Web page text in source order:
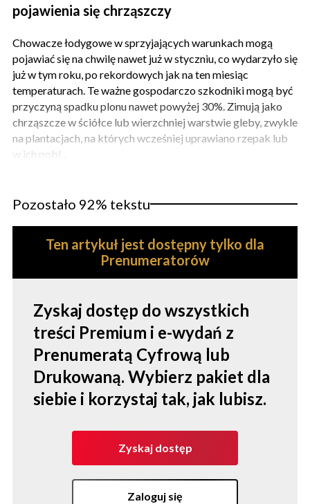
pojawienia się chrząszczy
Chowacze łodygowe w sprzyjających warunkach mogą
pojawiać się na chwilę nawet już w styczniu, co wydarzyło się
już w tym roku, po rekordowych jak na ten miesiąc
temperaturach. Te ważne gospodarczo szkodniki mogą być
przyczyną spadku plonu nawet powyżej 30%. Zimują jako
chrząszcze w ściółce lub wierzchniej warstwie gleby, zwykle
na plantacjach, na których wcześniej uprawiano rzepak lub
w ich pobl...
Pozostało 92% tekstu
Ten artykuł jest dostępny tylko dla
Prenumeratorów
Zyskaj dostęp do wszystkich
treści Premium i e-wydań z
Prenumeratą Cyfrową lub
Drukowaną. Wybierz pakiet dla
siebie i korzystaj tak, jak lubisz.
Zyskaj dostęp
Zaloguj się